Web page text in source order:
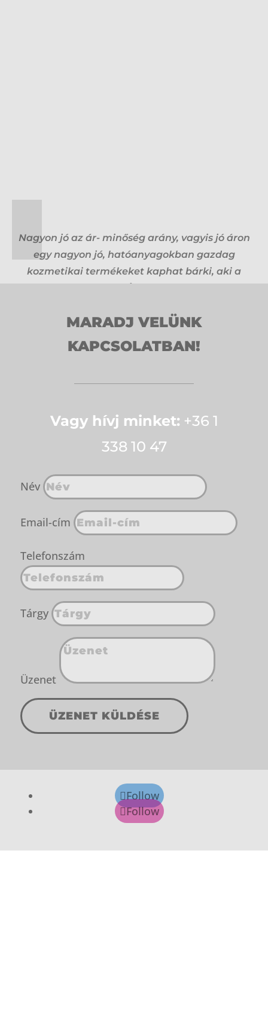
Nagyon jó az ár- minőség arány, vagyis jó áron
egy nagyon jó, hatóanyagokban gazdag
kozmetikai termékeket kaphat bárki, aki a
S. VALÉRIA
MARADJ VELÜNK
KAPCSOLATBAN!
Vagy hívj minket: +36 1
338 10 47
Név
Email-cím
Telefonszám
Tárgy
Üzenet
ÜZENET KÜLDÉSE
Follow
Follow